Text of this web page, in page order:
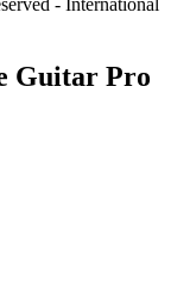
- International
Guitar Pro